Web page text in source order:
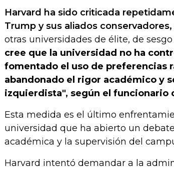
Harvard ha sido criticada
Trump y sus aliados
otras universidades de élite, de
cree que la universidad no ha
fomentado el uso de preferencias
abandonado el rigor académico y
izquierdista", según el funcionario
Esta medida es el último
universidad que ha abierto un
académica y la supervisión del
Harvard intentó demandar a la